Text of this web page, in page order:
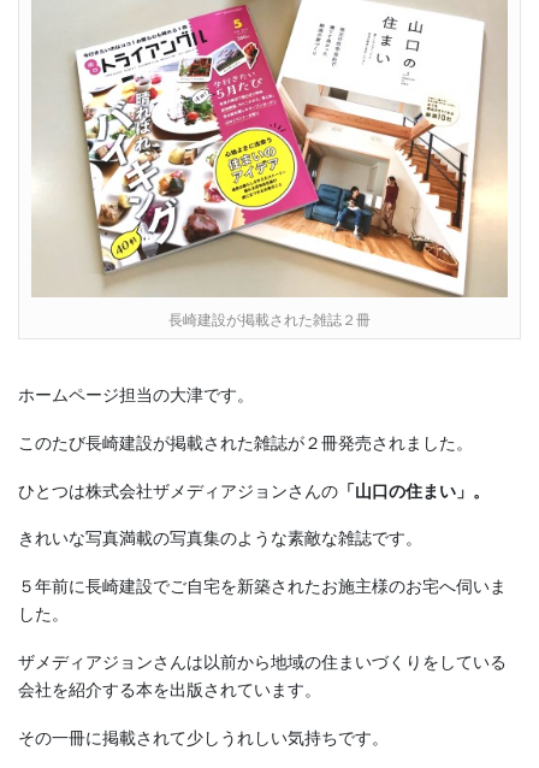
長崎建設が掲載された雑誌２冊
ホームページ担当の大津です。
このたび長崎建設が掲載された雑誌が２冊発売されました。
ひとつは株式会社ザメディアジョンさんの 「山口の住まい」。
きれいな写真満載の写真集のような素敵な雑誌です。
５年前に長崎建設でご自宅を新築されたお施主様のお宅へ伺いま
した。
ザメディアジョンさんは以前から地域の住まいづくりをしている
会社を紹介する本を出版されています。
その一冊に掲載されて少しうれしい気持ちです。